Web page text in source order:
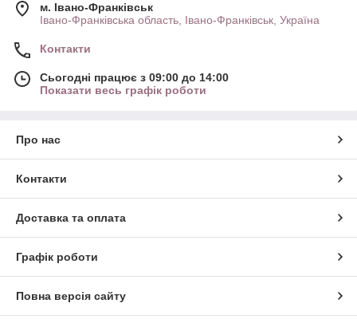
м. Івано-Франківськ
Івано-Франківська область, Івано-Франківськ, Україна
Контакти
Сьогодні працює з 09:00 до 14:00
Показати весь графік роботи
Про нас
Контакти
Доставка та оплата
Графік роботи
Повна версія сайту